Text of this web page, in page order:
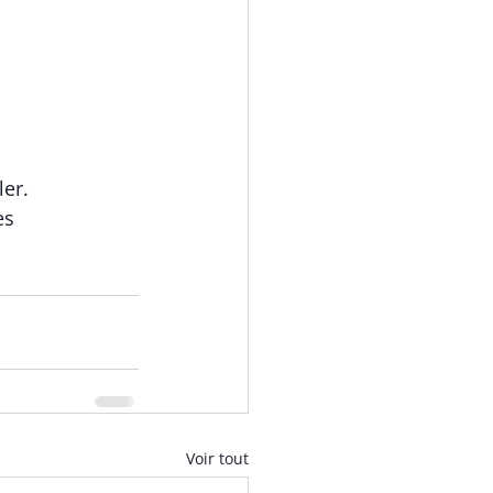
Voir tout